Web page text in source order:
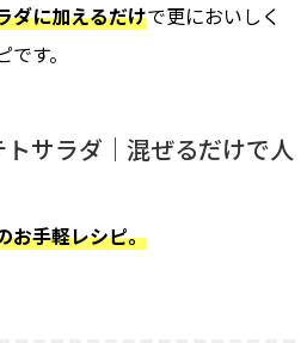
ダに加えるだけで更においしく
す。
サラダ｜混ぜるだけで人
お手軽レシピ。